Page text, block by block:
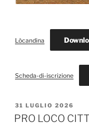
Lòcandina
Scheda-di-iscrizione
PUBBLICATO
IL
31 LUGLIO 2026
PRO LOCO